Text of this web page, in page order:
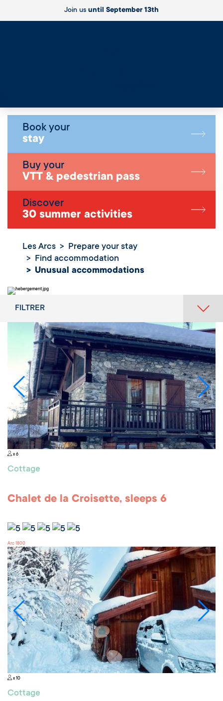
Join us until September 13th
Book your
stay
Buy your
VTT & pedestrian pass
Discover
30 summer activities
Les Arcs
Prepare your stay
Find accommodation
Unusual accommodations
FILTRER
x 6
Cottage
Chalet de la Croisette, sleeps 6
Arc 1800
x 10
Cottage